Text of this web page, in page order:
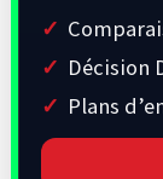
Décision
Plans